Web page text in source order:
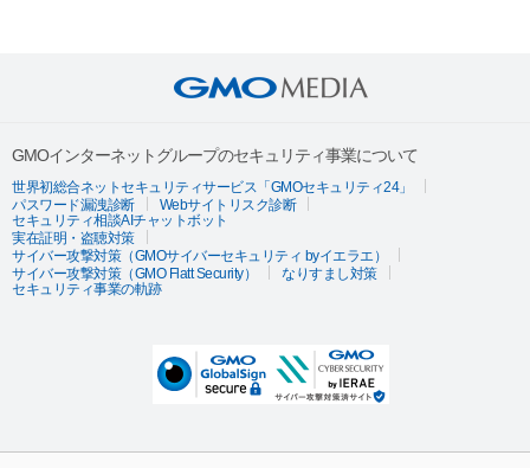
GMOインターネットグループのセキュリティ事業について
世界初総合ネットセキュリティサービス「GMOセキュリティ24」
パスワード漏洩診断
Webサイトリスク診断
セキュリティ相談AIチャットボット
実在証明・盗聴対策
サイバー攻撃対策（GMOサイバーセキュリティ byイエラエ）
サイバー攻撃対策（GMO Flatt Security）
なりすまし対策
セキュリティ事業の軌跡